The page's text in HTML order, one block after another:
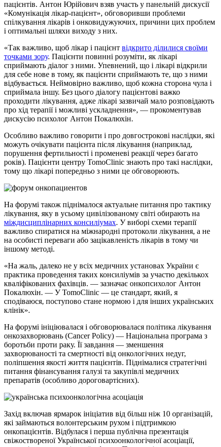
пацієнтів. Антон Юрійович взяв участь у панельній дискусії
«Комунікація лікар-пацієнт», обговоривши проблеми
спілкування лікарів і онковидужуючих, причини цих проблем
і оптимальні шляхи виходу з них.
«Так важливо, щоб лікар і пацієнт відкрито ділилися своїми
точками зору. Пацієнти повинні розуміти, як лікарі
сприймають діалог з ними. Упевнений, що і лікарі відкрили
для себе нове в тому, як пацієнти сприймають те, що з ними
відбувається. Неймовірно важливо, щоб кожна сторона чула і
сприймала іншу. Без цього діалогу пацієнтові важко
проходити лікування, адже лікарі зазвичай мало розповідають
про хід терапії і можливі ускладнення», — прокоментував
дискусію психолог Антон Покалюхін.
Особливо важливо говорити і про довгострокові наслідки, які
можуть очікувати пацієнта після лікування (наприклад,
порушення фертильності і променеві реакції через багато
років). Пацієнти центру TomoClinic знають про такі наслідки,
тому що лікарі попередньо з ними це обговорюють.
На форумі також піднімалося актуальне питання про тактику
лікування, яку в усьому цивілізованому світі обирають на
міждисциплінарних консиліумах. У виборі схеми терапії
важливо спиратися на міжнародні протоколи лікування, а не
на особисті переваги або зацікавленість лікарів в тому чи
іншому методі.
«На жаль, далеко не у всіх медичних установах України є
практика проведення таких консиліумів за участю декількох
кваліфікованих фахівців. — зазначає онкопсихолог Антон
Покалюхін. — У TomoClinic — це стандарт, який, я
сподіваюся, поступово стане нормою і для інших українських
клінік».
На форумі ініціювалася і обговорювалася політика лікування
онкозахворювань (Cancer Policy) — Національна програма з
боротьби проти раку. Її завдання — зменшення
захворюваності та смертності від онкологічних недуг,
поліпшення якості життя пацієнтів. Піднімалися стратегічні
питання фінансування галузі та закупівлі медичних
препаратів (особливо дороговартісних).
Захід включав ярмарок ініціатив від більш ніж 10 організацій,
які займаються волонтерським рухом і підтримкою
онкопацієнтів. Відбулася і перша публічна презентація
свіжоствореної Української психоонкологічної асоціації,